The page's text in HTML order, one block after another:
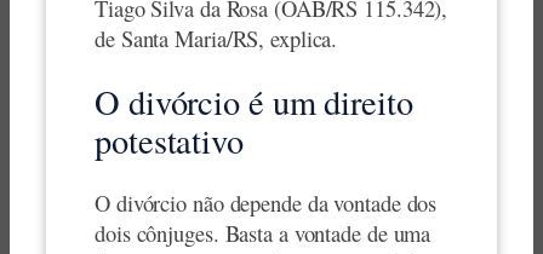
Tiago Silva da Rosa (OAB/RS 115.342),
de Santa Maria/RS, explica.
O divórcio é um direito
potestativo
O divórcio não depende da vontade dos
dois cônjuges. Basta a vontade de uma